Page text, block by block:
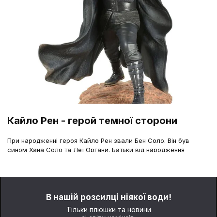
Кайло Рен - герой темної сторони
При народженні героя Кайло Рен звали Бен Соло. Він був
сином Хана Соло та Леї Органи. Батьки від народження
дідуся Бена, для вивчення майстерності. Учень скоро кинув
Першому Ордені. Зібравши свій світловий меч, який мав
Бен Соло приймає ім'я Кайло Рен і починає пошуки свого
В нашій розсилці ніякої води!
Тільки плюшки та новини